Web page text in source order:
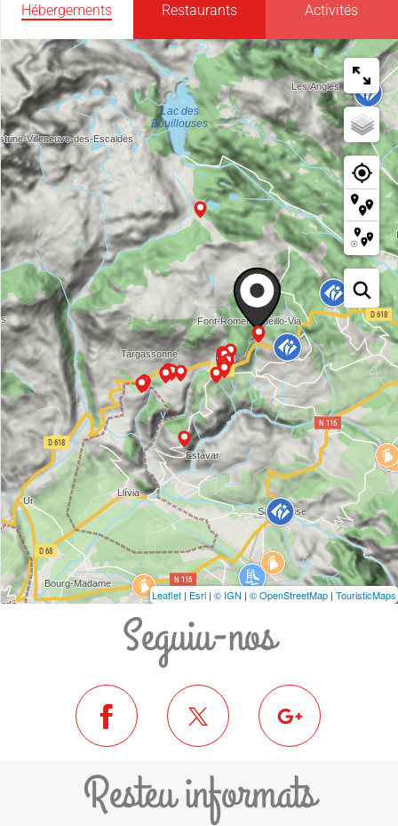
Hébergements Restaurants Activités
Leaflet | Esri | © IGN | © OpenStreetMap | TouristicMaps
Seguiu-nos
Resteu informats